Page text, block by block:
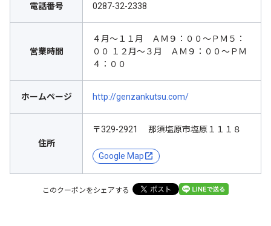
電話番号 0287-32-2338
営業時間
４月～１１月 ＡＭ９：００～ＰＭ５：
００ １２月～３月 ＡＭ９：００～ＰＭ
４：００
ホームページ http://genzankutsu.com/
住所
〒329-2921 那須塩原市塩原１１１８
Google Map
このクーポンをシェアする